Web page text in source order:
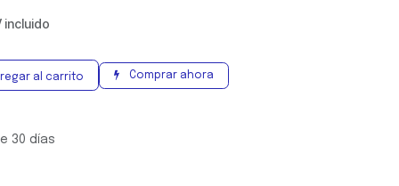
incluido
al carrito Comprar ahora
30 días